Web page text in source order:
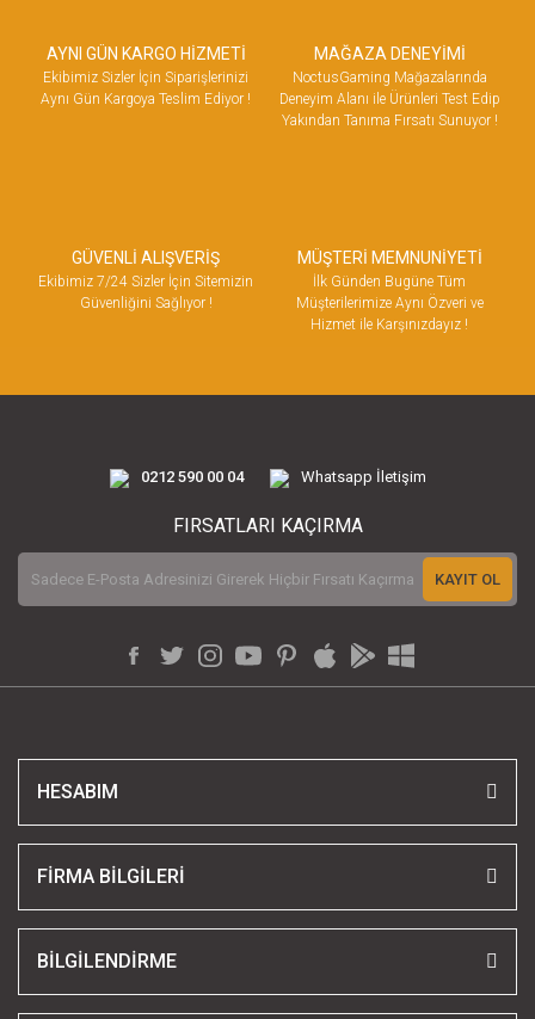
AYNI GÜN KARGO HİZMETİ
Ekibimiz Sizler İçin Siparişlerinizi
Aynı Gün Kargoya Teslim Ediyor !
MAĞAZA DENEYİMİ
NoctusGaming Mağazalarında
Deneyim Alanı ile Ürünleri Test Edip
Yakından Tanıma Fırsatı Sunuyor !
GÜVENLİ ALIŞVERİŞ
Ekibimiz 7/24 Sizler İçin Sitemizin
Güvenliğini Sağlıyor !
MÜŞTERİ MEMNUNİYETİ
İlk Günden Bugüne Tüm
Müşterilerimize Aynı Özveri ve
Hizmet ile Karşınızdayız !
0212 590 00 04 Whatsapp İletişim
FIRSATLARI KAÇIRMA
KAYIT OL
HESABIM
FİRMA BİLGİLERİ
BİLGİLENDİRME